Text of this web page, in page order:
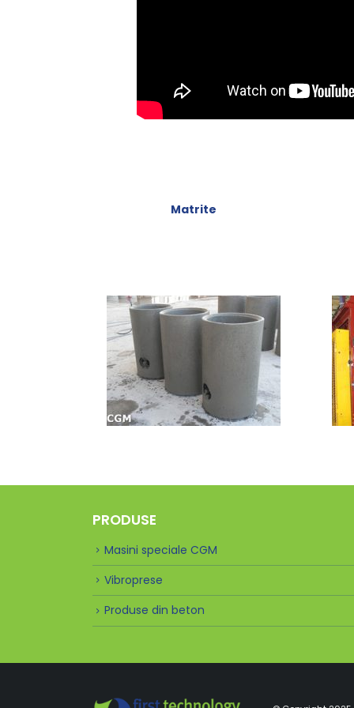
Matrite
PRODUSE
Masini speciale CGM
Vibroprese
Produse din beton